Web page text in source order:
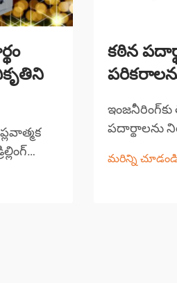
కఠిన
పదార్థాలను
మరియు
మరిన్ని